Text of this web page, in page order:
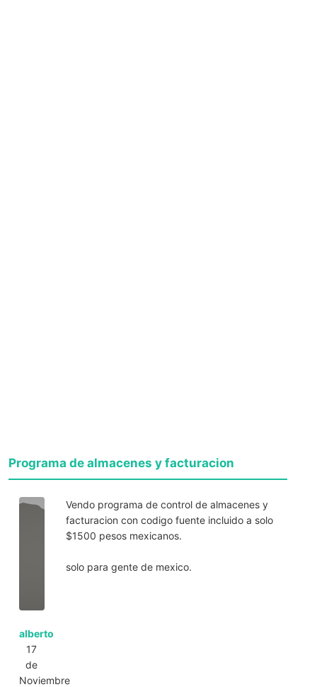
Programa de almacenes y facturacion
alberto
17
de
Noviembre
Vendo programa de control de almacenes y
facturacion con codigo fuente incluido a solo
$1500 pesos mexicanos.
solo para gente de mexico.